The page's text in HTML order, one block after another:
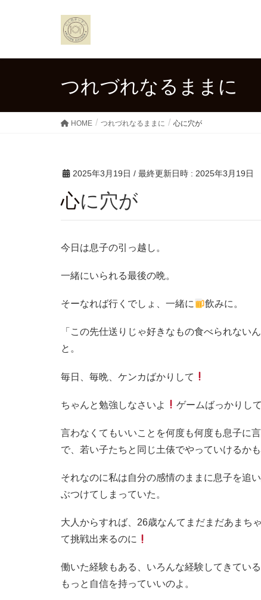
つれづれなるままに
HOME つれづれなるままに 心に穴が
2025年3月19日 / 最終更新日時 : 2025年3月19日
心に穴が
今日は息子の引っ越し。
一緒にいられる最後の晩。
そーなれば行くでしょ、一緒に 飲みに。
「この先仕送りじゃ好きなもの食べられない
と。
毎日、毎晩、ケンカばかりして
ちゃんと勉強しなさいよ ゲームばっかりし
言わなくてもいいことを何度も何度も息子に
で、若い子たちと同じ土俵でやっていけるか
それなのに私は自分の感情のままに息子を追
ぶつけてしまっていた。
大人からすれば、26歳なんてまだまだあまち
て挑戦出来るのに
働いた経験もある、いろんな経験してきてい
もっと自信を持っていいのよ。